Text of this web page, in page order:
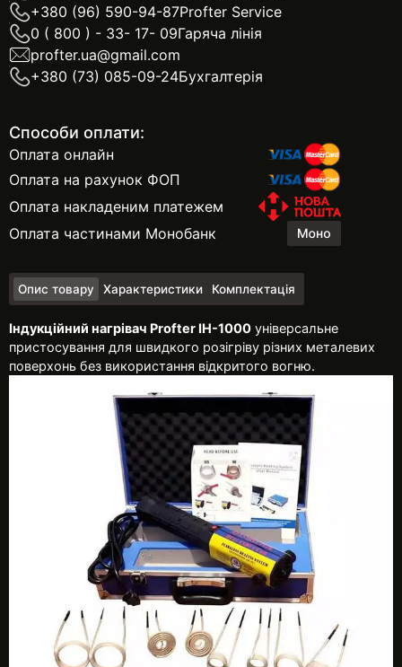
+380 (96) 590-94-87Profter Service
0 ( 800 ) - 33- 17- 09Гаряча лінія
profter.ua@gmail.com
+380 (73) 085-09-24Бухгалтерія
Способи оплати:
Оплата онлайн
Оплата на рахунок ФОП
Оплата накладеним платежем
Оплата частинами Монобанк
Опис товару Характеристики Комплектація
Індукційний нагрівач Profter ІН-1000 універсальне
пристосування для швидкого розігріву різних металевих
поверхонь без використання відкритого вогню.